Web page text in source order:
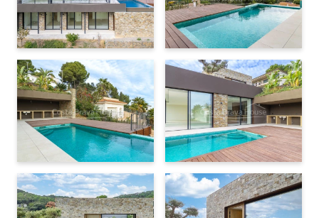
Riego automático Muebles no incluidos
Vitrocerámica o inducción Horno Frigorífico
Lavaplatos